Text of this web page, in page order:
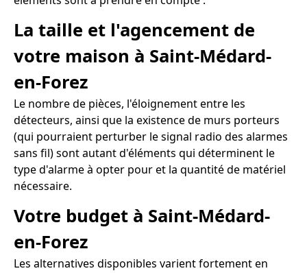
La taille et l'agencement de
votre maison à Saint-Médard-
en-Forez
Le nombre de pièces, l'éloignement entre les
détecteurs, ainsi que la existence de murs porteurs
(qui pourraient perturber le signal radio des alarmes
sans fil) sont autant d'éléments qui déterminent le
type d'alarme à opter pour et la quantité de matériel
nécessaire.
Votre budget à Saint-Médard-
en-Forez
Les alternatives disponibles varient fortement en